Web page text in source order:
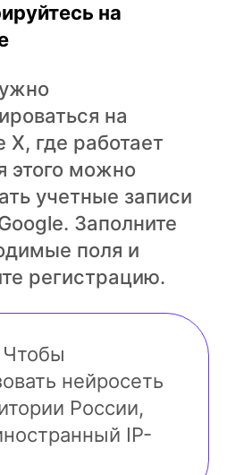
на
на
где работает
этого можно
учетные записи
Заполните
поля и
регистрацию.
Чтобы
нейросеть
России,
IP-